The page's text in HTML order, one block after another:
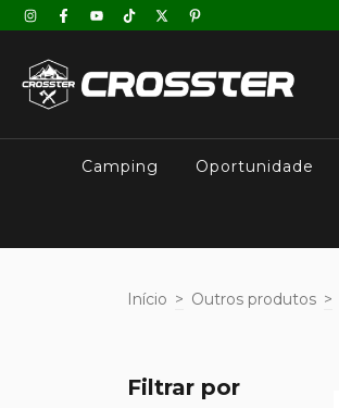
Camping Oportunidade
Início > Outros produtos >
Filtrar por